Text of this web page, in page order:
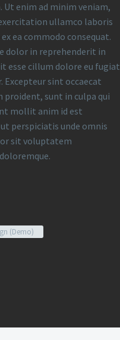
Ut enim ad minim veniam,
ullamco laboris
ea commodo consequat.
dolor in reprehenderit in
esse cillum dolore eu fugiat
Excepteur sint occaecat
proident, sunt in culpa qui
mollit anim id est
perspiciatis unde omnis
sit voluptatem
(Demo)